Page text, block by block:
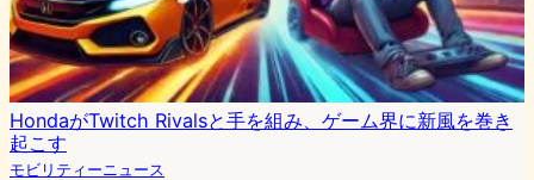
HondaがTwitch Rivalsと手を組み、ゲーム界に新風を巻き
起こす
モビリティーニュース